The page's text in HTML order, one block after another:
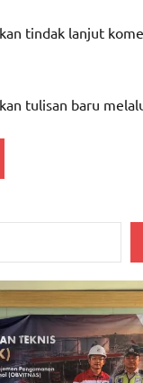
tindak lanjut
tulisan baru